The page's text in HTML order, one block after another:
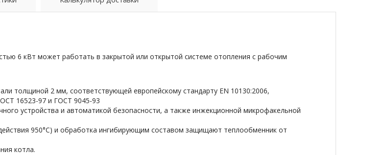
6 кВт может работать в закрытой или открытой системе отопления с рабочим
толщиной 2 мм, соответствующей европейскому стандарту EN 10130:2006,
16523-97 и ГОСТ 9045-93
устройства и автоматикой безопасности, а также инжекционной микрофакельной
950°С) и обработка ингибирующим составом защищают теплообменник от
котла.